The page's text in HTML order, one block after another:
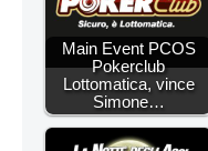
Main Event PCOS
Pokerclub
Lottomatica, vince
Simone…